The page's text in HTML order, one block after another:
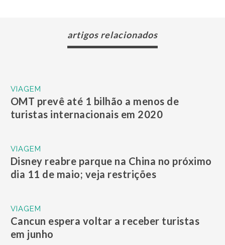
artigos relacionados
VIAGEM
OMT prevê até 1 bilhão a menos de
turistas internacionais em 2020
VIAGEM
Disney reabre parque na China no próximo
dia 11 de maio; veja restrições
VIAGEM
Cancun espera voltar a receber turistas
em junho